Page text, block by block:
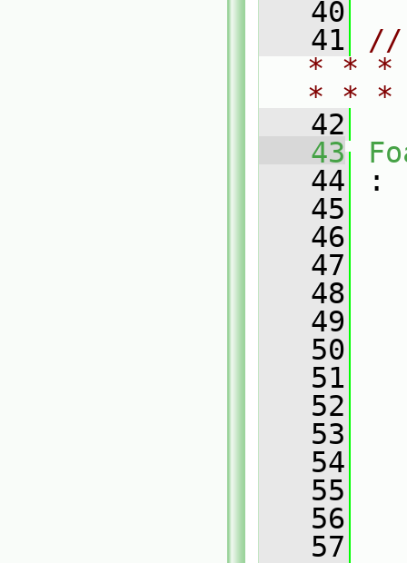
   40
   41
//
* * *
* *
   42
   43
   44
:
   45
   46
   47
   48
   49
   50
   51
   52
   53
   54
   55
   56
   57